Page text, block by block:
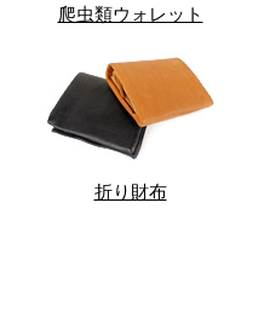
爬虫類ウォレット
折り財布